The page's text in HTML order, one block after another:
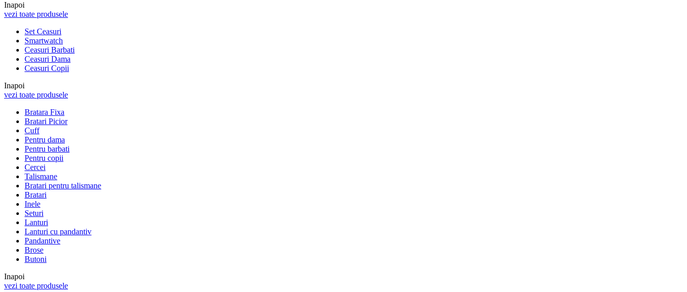
Inapoi
vezi toate produsele
Set Ceasuri
Smartwatch
Ceasuri Barbati
Ceasuri Dama
Ceasuri Copii
Inapoi
vezi toate produsele
Bratara Fixa
Bratari Picior
Cuff
Pentru dama
Pentru barbati
Pentru copii
Cercei
Talismane
Bratari pentru talismane
Bratari
Inele
Seturi
Lanturi
Lanturi cu pandantiv
Pandantive
Brose
Butoni
Inapoi
vezi toate produsele